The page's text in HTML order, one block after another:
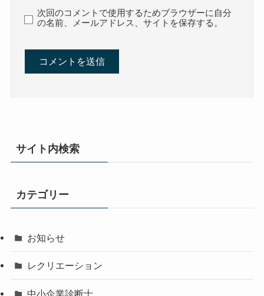
次回のコメントで使用するためブラウザーに自分
の名前、メールアドレス、サイトを保存する。
サイト内検索
カテゴリー
お知らせ
レクリエーション
中小企業診断士